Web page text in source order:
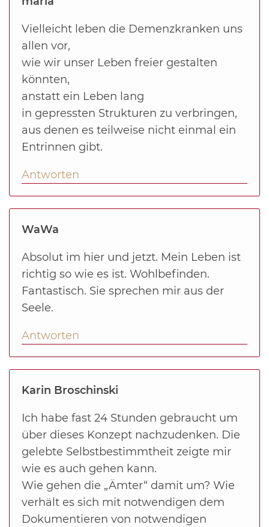
Vielleicht leben die Demenzkranken uns
allen vor,
wie wir unser Leben freier gestalten
könnten,
anstatt ein Leben lang
in gepressten Strukturen zu verbringen,
aus denen es teilweise nicht einmal ein
Entrinnen gibt.
Antworten
WaWa
Absolut im hier und jetzt. Mein Leben ist
richtig so wie es ist. Wohlbefinden.
Fantastisch. Sie sprechen mir aus der
Seele.
Antworten
Karin Broschinski
Ich habe fast 24 Stunden gebraucht um
über dieses Konzept nachzudenken. Die
gelebte Selbstbestimmtheit zeigte mir
wie es auch gehen kann.
Wie gehen die „Ämter“ damit um? Wie
verhält es sich mit notwendigen dem
Dokumentieren von notwendigen